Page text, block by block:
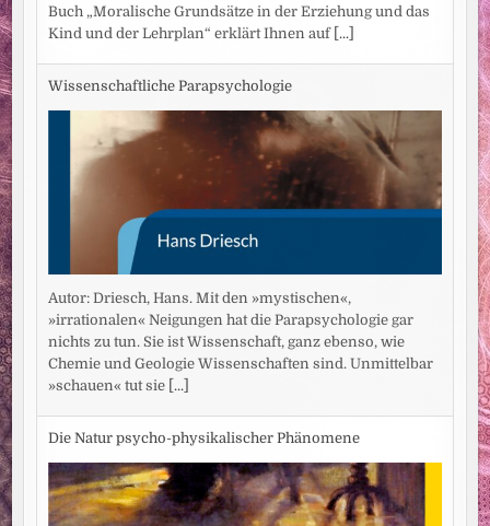
Buch „Moralische Grundsätze in der Erziehung und das
Kind und der Lehrplan“ erklärt Ihnen auf [...]
Wissenschaftliche Parapsychologie
Autor: Driesch, Hans. Mit den »mystischen«,
»irrationalen« Neigungen hat die Parapsychologie gar
nichts zu tun. Sie ist Wissenschaft, ganz ebenso, wie
Chemie und Geologie Wissenschaften sind. Unmittelbar
»schauen« tut sie [...]
Die Natur psycho-physikalischer Phänomene